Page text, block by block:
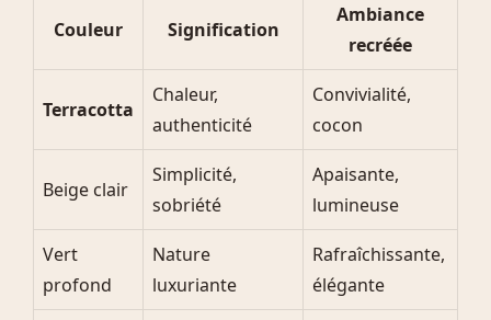
Couleur Signification
Ambiance
recréée
Terracotta
Chaleur,
authenticité
Convivialité,
cocon
Beige clair
Simplicité,
sobriété
Apaisante,
lumineuse
Vert
profond
Nature
luxuriante
Rafraîchissante,
élégante